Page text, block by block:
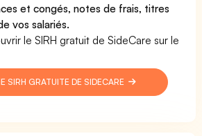
et congés, notes de frais, titres
vos salariés.
le SIRH gratuit de SideCare sur le
SIRH GRATUITE DE SIDECARE